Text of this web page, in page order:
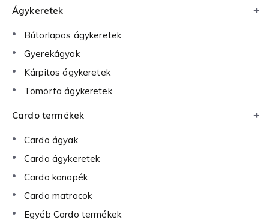
Ágykeretek
Bútorlapos ágykeretek
Gyerekágyak
Kárpitos ágykeretek
Tömörfa ágykeretek
Cardo termékek
Cardo ágyak
Cardo ágykeretek
Cardo kanapék
Cardo matracok
Egyéb Cardo termékek